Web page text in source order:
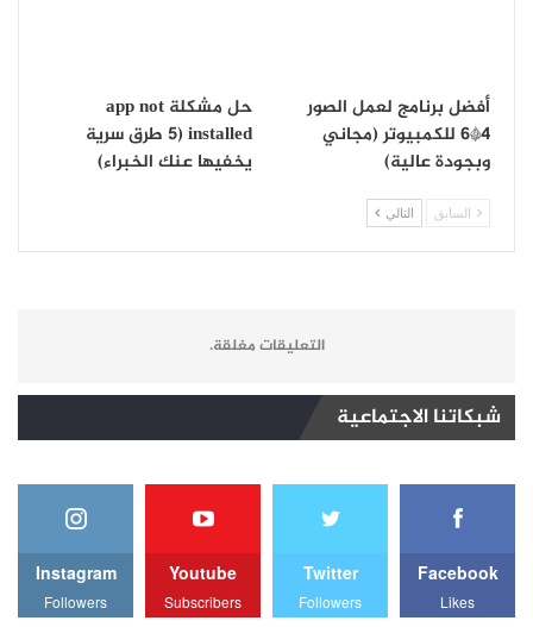
أفضل برنامج لعمل الصور
4*6 للكمبيوتر (مجاني
وبجودة عالية)
حل مشكلة app not
installed (5 طرق سرية
يخفيها عنك الخبراء)
السابق التالي
التعليقات مغلقة.
شبكاتنا الاجتماعية
Facebook
Likes
Twitter
Followers
Youtube
Subscribers
Instagram
Followers